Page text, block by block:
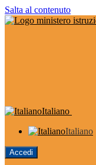
Salta al contenuto
Italiano
Italiano
Accedi